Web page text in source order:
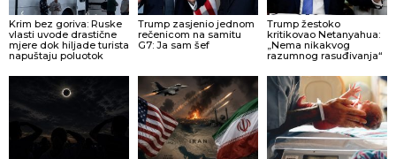
Krim bez goriva: Ruske
vlasti uvode drastične
mjere dok hiljade turista
napuštaju poluotok
Trump zasjenio jednom
rečenicom na samitu
G7: Ja sam šef
Trump žestoko
kritikovao Netanyahua:
„Nema nikakvog
razumnog rasuđivanja“